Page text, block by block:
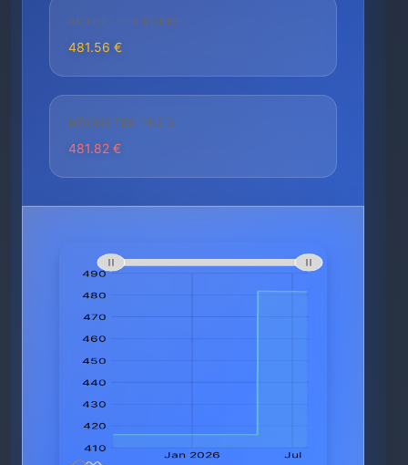
AKTUELLER PREIS
481.56 €
HÖCHSTER PREIS
481.82 €